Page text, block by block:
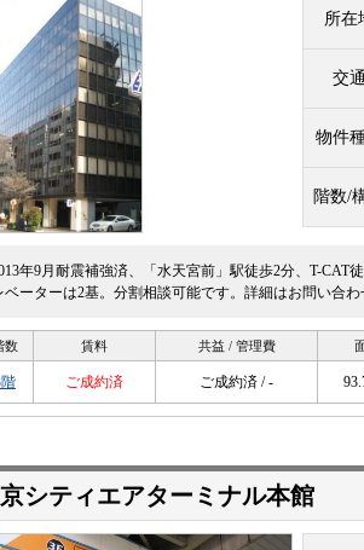
所在
交通
物件
階数/
年9月耐震補強済、「水天宮前」駅徒歩2分、T-
ベーターは2基。分割相談可能です。詳細はお問い合わ
数 賃料 共益 / 管理費
ご成約済 ご成約済 / -
シティエアターミナル本館